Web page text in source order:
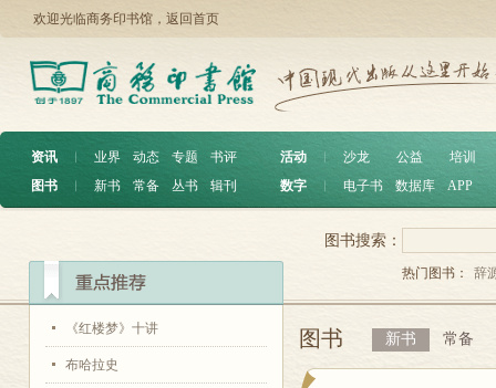
欢迎光临商务印书馆， 返回首页
资讯 ︱ 业界 动态 专题
书评
图书
︱ 新书 常备 丛书 辑刊
活动 沙龙 公益
培训
数字
电子书 数据库 APP
《红楼梦》十讲
布哈拉史
图书搜索：
热门图书： 辞
图书 新书 常备